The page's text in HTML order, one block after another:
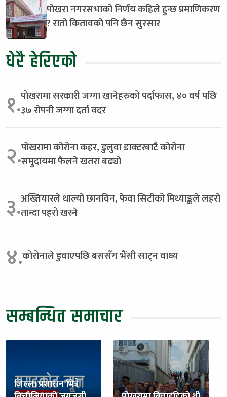
पोखरा नगरसभाको निर्णय कहिले हुन्छ प्रमाणिकरण
? रातो कितावको पनि छैन सुरसार
धेरै हेरिएको
१.पोखरामा सरकारी जग्गा खानेहरुको पर्दाफास, ४० वर्ष पछि
३७ रोपनी जग्गा दर्ता वदर
२.पोखरामा कोरोना कहर, डुलुवा डाक्टरबाटै कोरोना
समुदायमा फैलने खतरा बढ्यो
३.अख्तियारले थाल्यो छानविन, फेवा सिटीको मिथ्याङ्कले लहरो
तान्दा पहरो खस्ने
४.कोरोनाले डुवाएपछि बससँग भैंसी साट्न वाध्य
सम्बन्धित समाचार
जिल्ला प्रशासन भित्रै